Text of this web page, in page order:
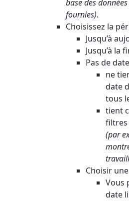
base des
fournies).
Choisissez la
Jusqu’à
Jusqu’à la
Pas de
ne
date
tous
tient
filtres
(par
Choisir
Vous
date